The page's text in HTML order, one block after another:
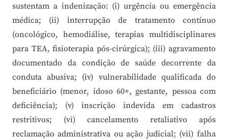
sustentam a indenização: (i) urgência ou emergência
médica; (ii) interrupção de tratamento contínuo
(oncológico, hemodiálise, terapias multidisciplinares
para TEA, fisioterapia pós-cirúrgica); (iii) agravamento
documentado da condição de saúde decorrente da
conduta abusiva; (iv) vulnerabilidade qualificada do
beneficiário (menor, idoso 60+, gestante, pessoa com
deficiência); (v) inscrição indevida em cadastros
restritivos; (vi) cancelamento retaliativo após
reclamação administrativa ou ação judicial; (vii) falha